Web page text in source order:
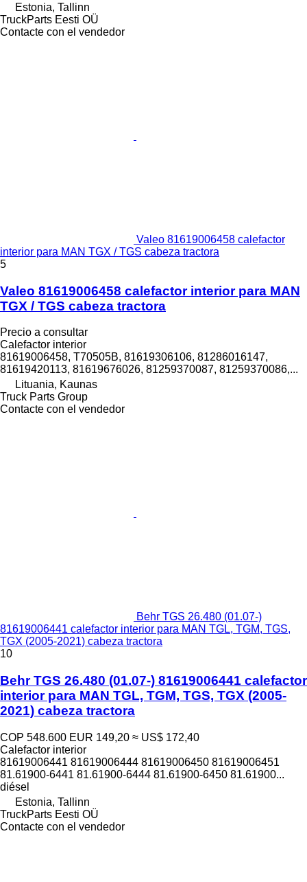
Estonia, Tallinn
TruckParts Eesti OÜ
Contacte con el vendedor
Valeo 81619006458 calefactor
interior para MAN TGX / TGS cabeza tractora
5
Valeo 81619006458 calefactor interior para MAN
TGX / TGS cabeza tractora
Precio a consultar
Calefactor interior
81619006458, T70505B, 81619306106, 81286016147,
81619420113, 81619676026, 81259370087, 81259370086,...
Lituania, Kaunas
Truck Parts Group
Contacte con el vendedor
Behr TGS 26.480 (01.07-)
81619006441 calefactor interior para MAN TGL, TGM, TGS,
TGX (2005-2021) cabeza tractora
10
Behr TGS 26.480 (01.07-) 81619006441 calefactor
interior para MAN TGL, TGM, TGS, TGX (2005-
2021) cabeza tractora
COP 548.600 EUR 149,20 ≈ US$ 172,40
Calefactor interior
81619006441 81619006444 81619006450 81619006451
81.61900-6441 81.61900-6444 81.61900-6450 81.61900...
diésel
Estonia, Tallinn
TruckParts Eesti OÜ
Contacte con el vendedor